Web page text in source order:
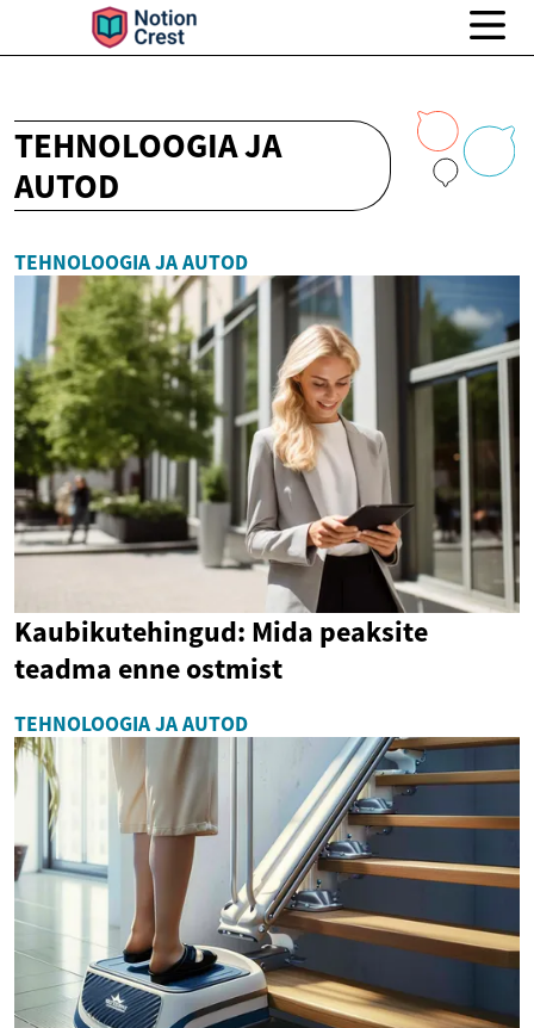
TEHNOLOOGIA JA
AUTOD
TEHNOLOOGIA JA AUTOD
Kaubikutehingud: Mida peaksite
teadma enne ostmist
TEHNOLOOGIA JA AUTOD